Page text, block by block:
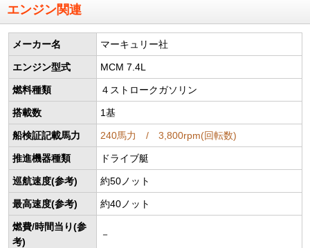
エンジン関連
メーカー名 マーキュリー社
エンジン型式 MCM 7.4L
燃料種類 ４ストロークガソリン
搭載数 1基
船検証記載馬力 240馬力 / 3,800rpm(回転数)
推進機器種類 ドライブ艇
巡航速度(参考) 約50ノット
最高速度(参考) 約40ノット
燃費/時間当り(参
考)
－